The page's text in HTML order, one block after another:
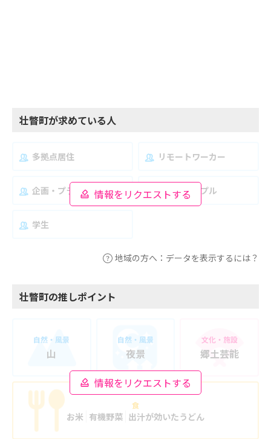
壮瞥町が求めている人
情報をリクエストする
多拠点居住 リモートワーカー
企画・プランナー 夫婦・カップル
学生
地域の方へ：データを表示するには？
壮瞥町の推しポイント
情報をリクエストする
自然・風景
山
自然・風景
夜景
文化・施設
郷土芸能
食
お米 有機野菜 出汁が効いたうどん